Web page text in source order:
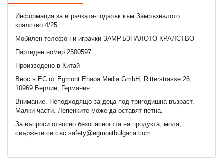
Информация за играчката-подарък към Замръзналото
кралство 4/25
Мобилен телефон и играчки ЗАМРЪЗНАЛОТО КРАЛСТВО
Партиден номер 2500597
Произведено в Китай
Внос в ЕС от Egmont Ehapa Media GmbH, Ritterstrasse 26,
10969 Берлин, Германия
Внимание. Неподходящo за деца под тригодишна възраст.
Малки части. Лепенките може да оставят петна.
За въпроси относно безопасността на продукта, моля,
свържете се със safety@egmontbulgaria.com